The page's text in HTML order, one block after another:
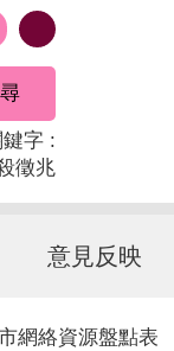
字
徵兆
意見反映
網絡資源盤點表